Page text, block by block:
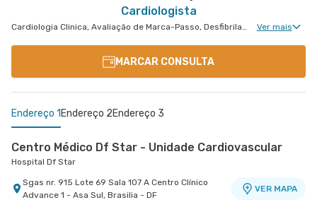
Cardiologista
Cardiologia Clinica, Avaliação de Marca-Passo, Desfibrilador e Ressincronizador, Arritmologia Ver mais
MARCAR CONSULTA
Endereço 1 Endereço 2Endereço 3
Centro Médico Df Star - Unidade Cardiovascular
Hospital Df Star
Sgas nr. 915 Lote 69 Sala 107 A Centro Clínico
Advance 1 - Asa Sul, Brasilia - DF
VER MAPA